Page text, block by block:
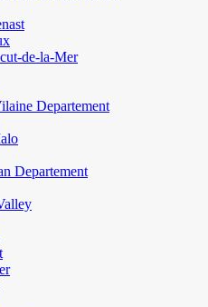
de-la-Mer
Departement
Departement